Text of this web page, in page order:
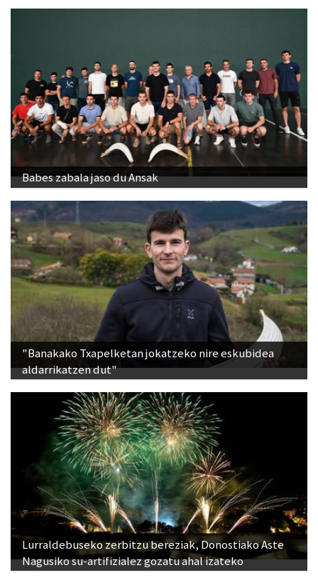
Babes zabala jaso du Ansak
"Banakako Txapelketan jokatzeko nire eskubidea
aldarrikatzen dut"
Lurraldebuseko zerbitzu bereziak, Donostiako Aste
Nagusiko su-artifizialez gozatu ahal izateko